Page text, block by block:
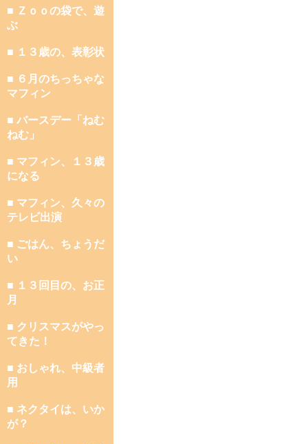
■ Ｚｏｏの袋で、遊
ぶ
■ １３歳の、表彰状
■ ６月のちっちゃな
マフィン
■ バースデー「ねむ
ねむ」
■ マフィン、１３歳
になる
■ マフィン、久々の
テレビ出演
■ ごはん、ちょうだ
い
■ １３回目の、お正
月
■ クリスマスがやっ
てきた！
■ おしゃれ、中級者
用
■ ネクタイは、いか
が？